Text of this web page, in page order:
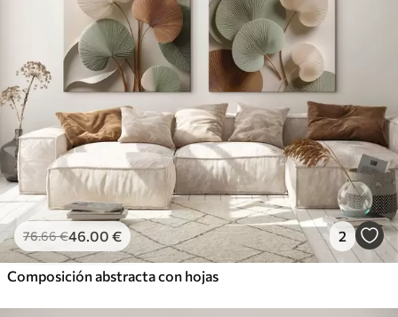
76.66€46.00 € 2
Composición abstracta con hojas